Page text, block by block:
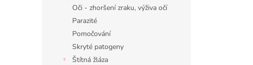
Oči - zhoršení zraku, výživa očí
Parazité
Pomočování
Skryté patogeny
Štítná žláza